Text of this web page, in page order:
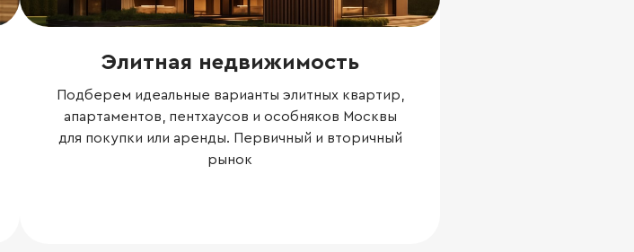
Элитная недвижимость
Подберем идеальные варианты элитных квартир,
апартаментов, пентхаусов и особняков Москвы
для покупки или аренды. Первичный и вторичный
рынок